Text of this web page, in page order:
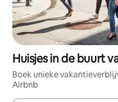
Huisjes in de buurt
Boek unieke
Airbnb